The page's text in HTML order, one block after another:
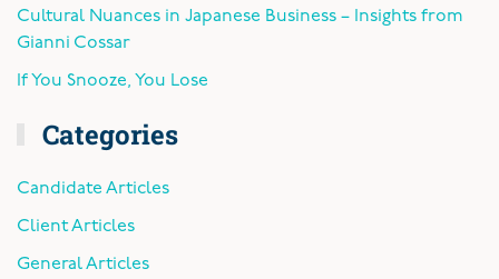
Cultural Nuances in Japanese Business – Insights from
Gianni Cossar
If You Snooze, You Lose
Categories
Candidate Articles
Client Articles
General Articles